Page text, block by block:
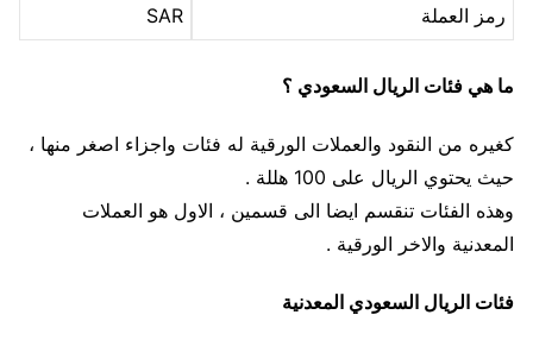
رمز العملة SAR
ما هي فئات الريال السعودي ؟
كغيره من النقود والعملات الورقية له فئات واجزاء اصغر منها ،
حيث يحتوي الريال على 100 هللة .
وهذه الفئات تنقسم ايضا الى قسمين ، الاول هو العملات
المعدنية والاخر الورقية .
فئات الريال السعودي المعدنية